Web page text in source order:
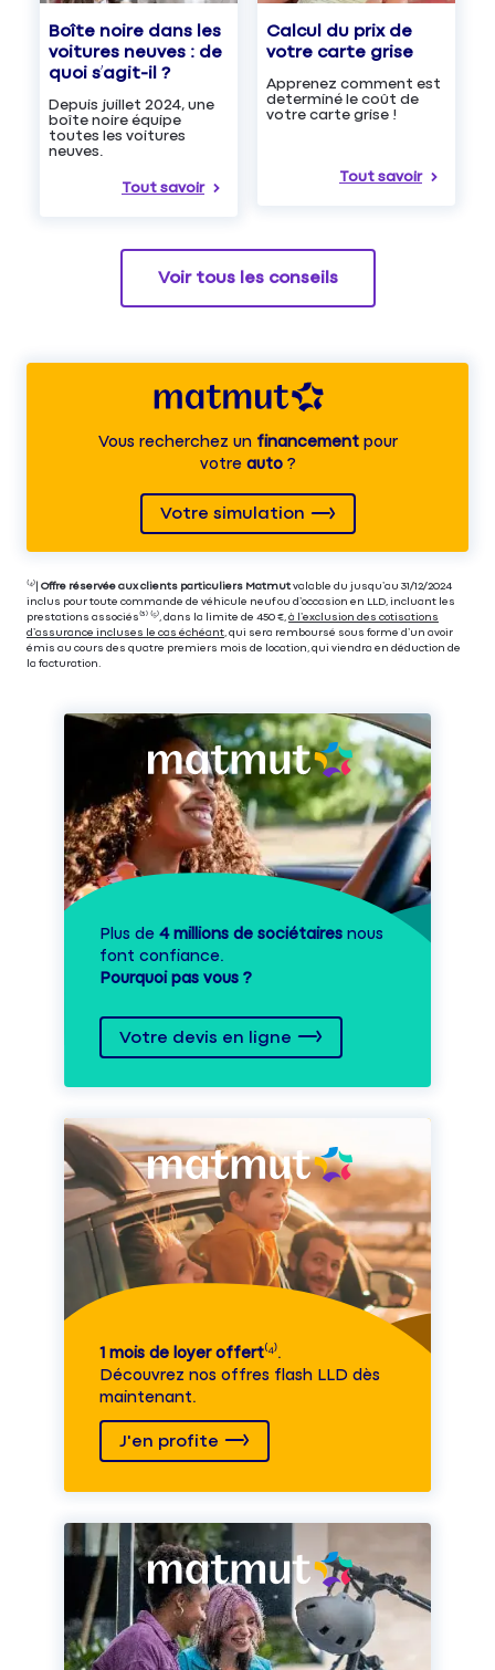
Boîte noire dans les
voitures neuves : de
quoi s’agit-il ?
Depuis juillet 2024, une
boîte noire équipe
toutes les voitures
neuves.
Tout savoir
Calcul du prix de
votre carte grise
Apprenez comment est
determiné le coût de
votre carte grise !
Tout savoir
Voir tous les conseils
Vous recherchez unfinancementpour
votre auto?
Votre simulation
⁽⁴⁾| Offre réservée aux clients particuliers Matmut valable du jusqu’au 31/12/2024
inclus pour toute commande de véhicule neuf ou d’occasion en LLD, incluant les
prestations associés⁽³⁾ ⁽⁵⁾, dans la limite de 450 €, à l’exclusion des cotisations
d’assurance incluses le cas échéant, qui sera remboursé sous forme d’un avoir
émis au cours des quatre premiers mois de location, qui viendra en déduction de
la facturation.
Plus de 4 millions de sociétaires nous
font confiance.
Pourquoi pas vous ?
Votre devis en ligne
1 mois de loyer offert⁽⁴⁾.
Découvrez nos offres flash LLD dès
maintenant.
J'en profite